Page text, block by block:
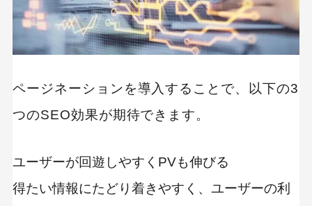
キーワードから記事を検索
カテゴリーから記事を検索
ページネーションを導入することで、以下の3
つのSEO効果が期待できます。
ユーザーが回遊しやすくPVも伸びる
得たい情報にたどり着きやすく、ユーザーの利